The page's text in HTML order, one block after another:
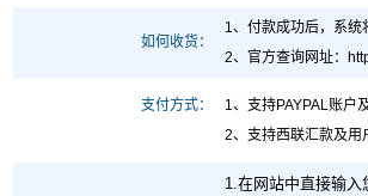
如何收货：
1、付款成功后，系
2、官方查询网址：
支付方式：
1、支持PAYPAL账户
2、支持西联汇款及用
1.在网站中直接输入